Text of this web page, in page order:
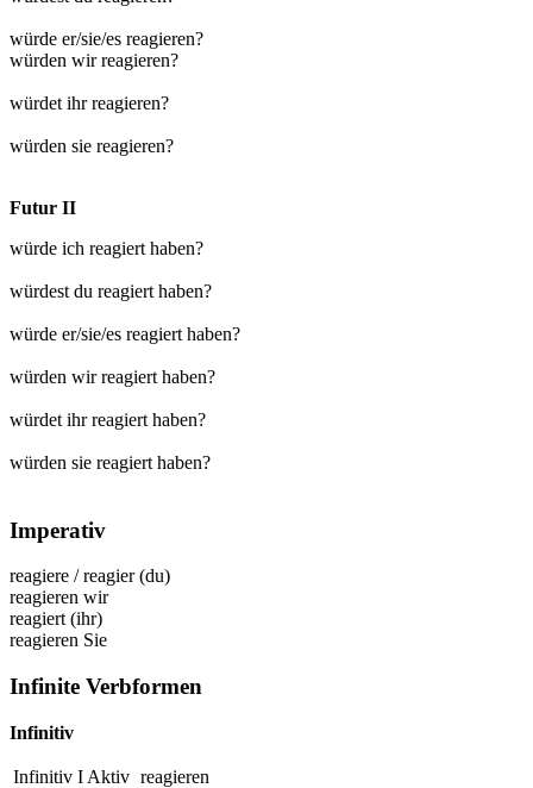
würde er/sie/es reagieren?
würden wir reagieren?
würdet ihr reagieren?
würden sie reagieren?
Futur II
würde ich reagiert haben?
würdest du reagiert haben?
würde er/sie/es reagiert haben?
würden wir reagiert haben?
würdet ihr reagiert haben?
würden sie reagiert haben?
Imperativ
reagiere /reagier(du)
reagieren wir
reagiert (ihr)
reagieren Sie
Infinite Verbformen
Infinitiv
Infinitiv I Aktiv reagieren